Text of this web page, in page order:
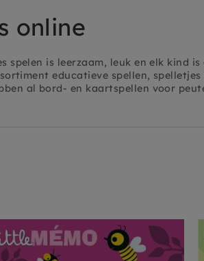
online
spelen is leerzaam, leuk en elk kind
educatieve spellen,
al bord- en kaartspellen voor